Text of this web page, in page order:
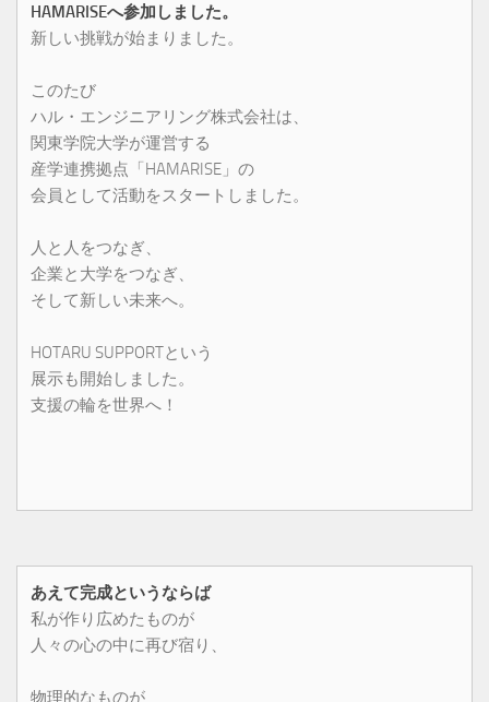
HAMARISEへ参加しました。
新しい挑戦が始まりました。
このたび
ハル・エンジニアリング株式会社は、
関東学院大学が運営する
産学連携拠点「HAMARISE」の
会員として活動をスタートしました。
人と人をつなぎ、
企業と大学をつなぎ、
そして新しい未来へ。
HOTARU SUPPORTという
展示も開始しました。
支援の輪を世界へ！
あえて完成というならば
私が作り広めたものが
人々の心の中に再び宿り、
物理的なものが